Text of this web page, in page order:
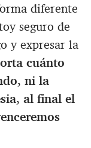
diferente
seguro de
y expresar la
cuánto
ni la
al final el